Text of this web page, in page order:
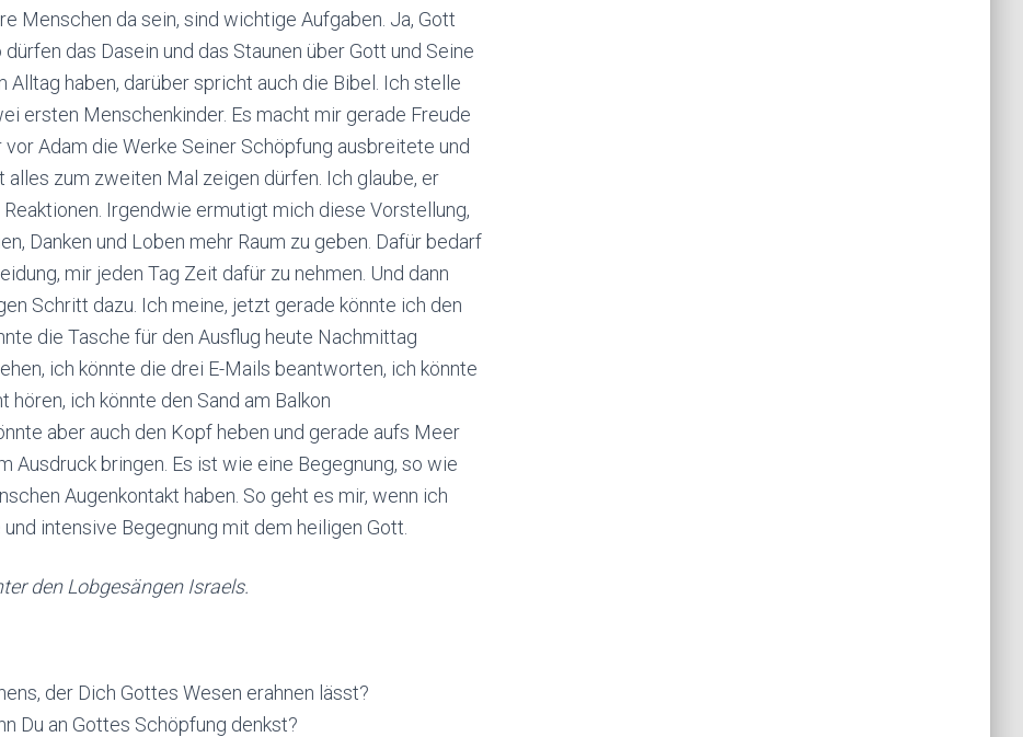
Menschen da sein, sind wichtige Aufgaben. Ja, Gott
das Dasein und das Staunen über Gott und Seine
haben, darüber spricht auch die Bibel. Ich stelle
ersten Menschenkinder. Es macht mir gerade Freude
Adam die Werke Seiner Schöpfung ausbreitete und
alles zum zweiten Mal zeigen dürfen. Ich glaube, er
Irgendwie ermutigt mich diese Vorstellung,
Danken und Loben mehr Raum zu geben. Dafür bedarf
mir jeden Tag Zeit dafür zu nehmen. Und dann
Schritt dazu. Ich meine, jetzt gerade könnte ich den
die Tasche für den Ausflug heute Nachmittag
ich könnte die drei E-Mails beantworten, ich könnte
ich könnte den Sand am Balkon
aber auch den Kopf heben und gerade aufs Meer
Ausdruck bringen. Es ist wie eine Begegnung, so wie
Augenkontakt haben. So geht es mir, wenn ich
intensive Begegnung mit dem heiligen Gott.
den Lobgesängen Israels.
der Dich Gottes Wesen erahnen lässt?
Du an Gottes Schöpfung denkst?